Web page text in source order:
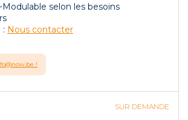
selon les besoins
: Nous contacter
!
SUR DEMANDE